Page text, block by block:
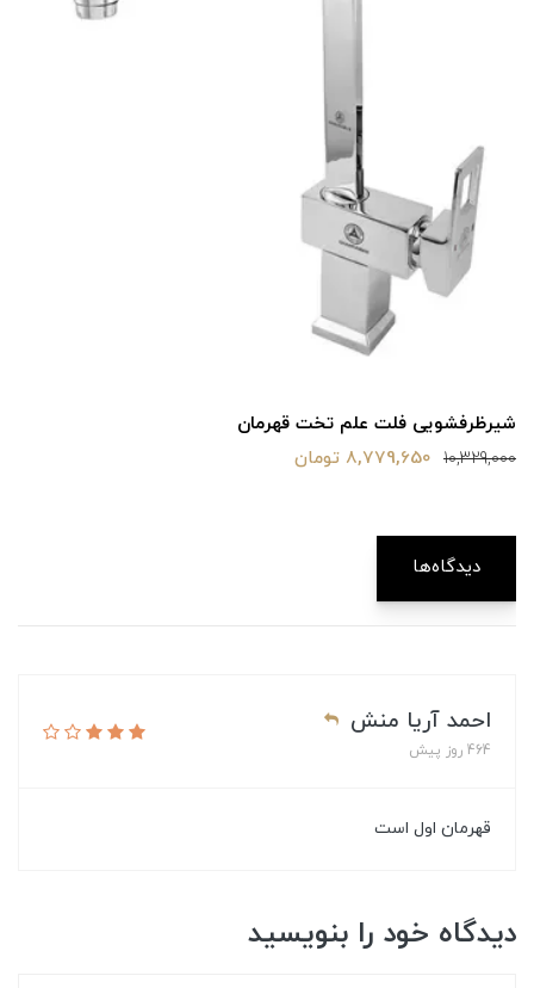
شیرظرفشویی فلت علم تخت قهرمان
10,329,000 8,779,650 تومان
دیدگاه‌ها
احمد آریا منش
464 روز پیش
قهرمان اول است
دیدگاه خود را بنویسید